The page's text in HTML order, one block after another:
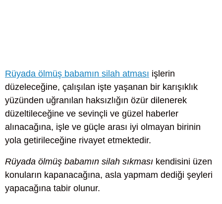
Rüyada ölmüş babamın silah atması işlerin
düzeleceğine, çalışılan işte yaşanan bir karışıklık
yüzünden uğranılan haksızlığın özür dilenerek
düzeltileceğine ve sevinçli ve güzel haberler
alınacağına, işle ve güçle arası iyi olmayan birinin
yola getirileceğine rivayet etmektedir.
Rüyada ölmüş babamın silah sıkması kendisini üzen
konuların kapanacağına, asla yapmam dediği şeyleri
yapacağına tabir olunur.